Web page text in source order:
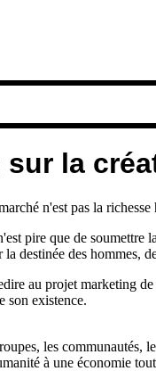
la
n'est pas la richesse
pire que de
destinée des hommes,
au projet marketing
son existence.
les communautés,
à une économie